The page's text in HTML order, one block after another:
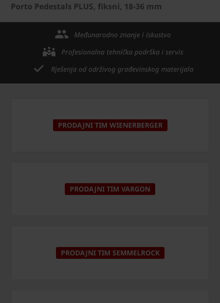
Porto Pedestals PLUS, fiksni, 18-36 mm
Međunarodno znanje i iskustvo
Profesionalna tehnička podrška i servis
Rješenja od održivog građevinskog materijala
PRODAJNI TIM WIENERBERGER
PRODAJNI TIM VARGON
PRODAJNI TIM SEMMELROCK